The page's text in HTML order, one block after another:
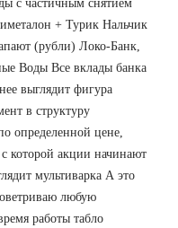
с частичным снятием
+ Турик Нальчик
(рубли) Локо-Банк,
Воды Все вклады банка
выглядит фигура
в структуру
определенной цене,
которой акции начинают
мультиварка А это
любую
работы табло